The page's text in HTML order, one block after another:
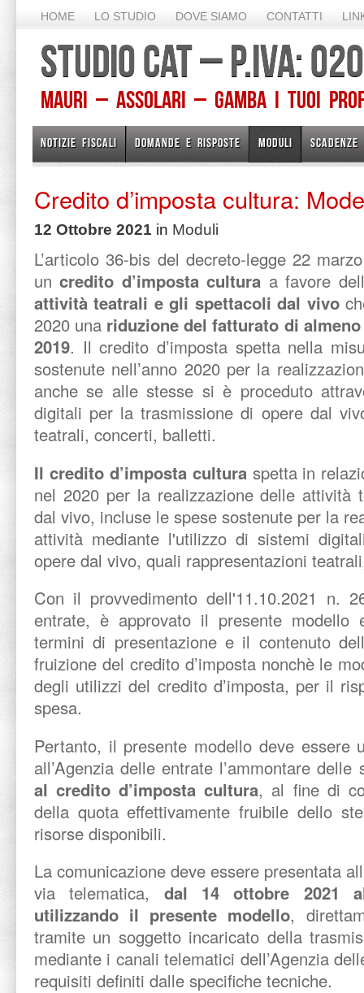
HOME LO STUDIO DOVE SIAMO CONTATTI
STUDIO CAT – P.IVA:
Mauri – Assolari – Gamba I TUOI
NOTIZIE FISCALI DOMANDE E RISPOSTE MODULI SCADENZE
Credito d’imposta cultura:
12 Ottobre 2021 in Moduli
L’articolo 36-bis del decreto-legge 22
uncredito d’imposta cultura a favore
attività teatrali e gli spettacoli dal vivo
2020 una riduzione del fatturato di
2019. Il credito d’imposta spetta nella
sostenute nell’anno 2020 per la
anche se alle stesse si è proceduto
digitali per la trasmissione di opere dal
teatrali, concerti, balletti.
Il credito d’imposta cultura spetta in
nel 2020 per la realizzazione delle attività
dal vivo, incluse le spese sostenute per la
attività mediante l'utilizzo di sistemi
opere dal vivo, quali rappresentazioni
Con il provvedimento dell'11.10.2021 n.
entrate, è approvato il presente
termini di presentazione e il contenuto
fruizione del credito d’imposta nonchè le
degli utilizzi del credito d’imposta, per il
spesa.
Pertanto, il presente modello deve essere
all’Agenzia delle entrate l’ammontare delle
al credito d’imposta cultura, al fine di
della quota effettivamente fruibile dello
risorse disponibili.
La comunicazione deve essere presentata
via telematica, dal 14 ottobre 2021
utilizzando il presente modello,
tramite un soggetto incaricato della
mediante i canali telematici dell’Agenzia
requisiti definiti dalle specifiche tecniche.